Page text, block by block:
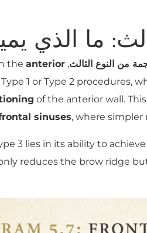
ما الذي
من النوع الثالث, is distinguished by its focus on the
anterior
1 or Type 2 procedures,
of the anterior wall.
sinuses, where
3 lies in its ability to achieve
reduces the brow ridge